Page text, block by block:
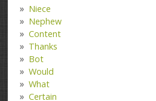
Niece
Nephew
Content
Thanks
Bot
Would
What
Certain